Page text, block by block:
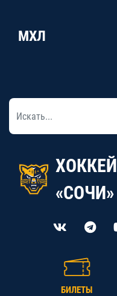
МХЛ
«СОЧИ»
БИЛЕТЫ